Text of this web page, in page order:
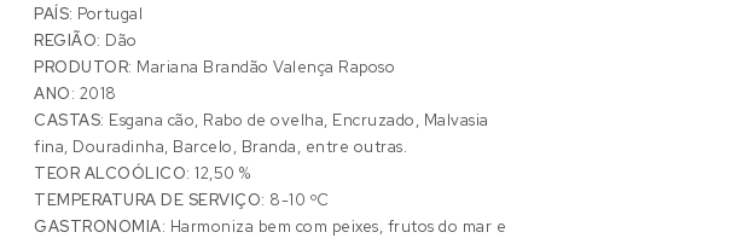
PAÍS: Portugal
REGIÃO: Dão
PRODUTOR: Mariana Brandão Valença Raposo
ANO: 2018
CASTAS: Esgana cão, Rabo de ovelha, Encruzado, Malvasia
fina, Douradinha, Barcelo, Branda, entre outras.
TEOR ALCOÓLICO:12,50 %
TEMPERATURA DE SERVIÇO: 8-10 ºC
GASTRONOMIA: Harmoniza bem com peixes, frutos do mar e